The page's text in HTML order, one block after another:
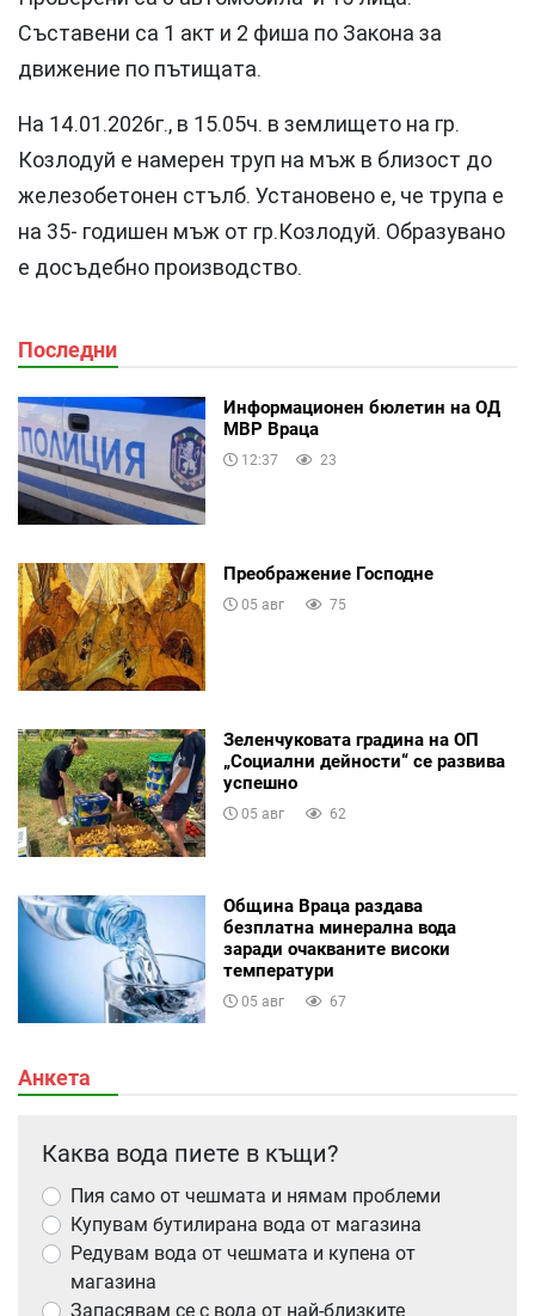
Съставени са 1 акт и 2 фиша по Закона за
движение по пътищата.
На 14.01.2026г., в 15.05ч. в землището на гр.
Козлодуй е намерен труп на мъж в близост до
железобетонен стълб. Установено е, че трупа е
на 35- годишен мъж от гр.Козлодуй. Образувано
е досъдебно производство.
Последни
Информационен бюлетин на ОД
МВР Враца
12:37 23
Преображение Господне
05 авг 75
Зеленчуковата градина на ОП
„Социални дейности“ се развива
успешно
05 авг 62
Община Враца раздава
безплатна минерална вода
заради очакваните високи
температури
05 авг 67
Анкета
Каква вода пиете в къщи?
Пия само от чешмата и нямам проблеми
Купувам бутилирана вода от магазина
Редувам вода от чешмата и купена от
магазина
Запасявам се с вода от най-близките